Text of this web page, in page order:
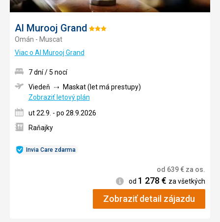
Al Murooj Grand Hodnotenie:
Omán - Muscat
Viac o Al Murooj Grand
Invia Care zdarma
7 dní / 5 nocí
Viedeň
Maskat (let má prestupy)
Zobraziť letový plán
ut 22.9. - po 28.9.2026
Raňajky
od 639€ za os.
Informácie
od 1 278 € za všetkých
Zobraziť detail zájazdu